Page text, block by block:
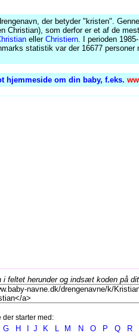
der betyder "kristen".
Christian), som derfor er et af de
eller Christiern. I perioden
statistik var der 16677
hjemmeside om din baby, f.eks.
i feltet herunder og indsæt koden på
der starter med:
G H J K L M N O P Q R